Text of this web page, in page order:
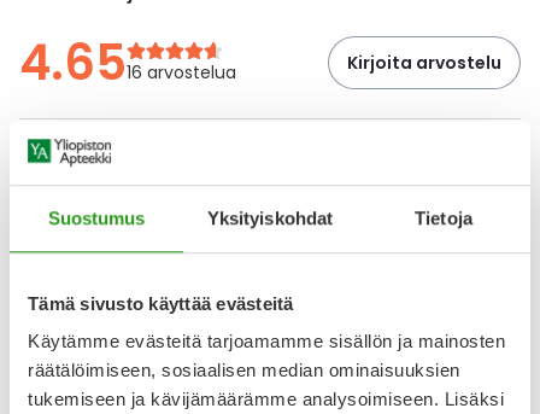
Suostumus Yksityiskohdat Tietoja
Tämä sivusto käyttää evästeitä
Käytämme evästeitä tarjoamamme sisällön ja mainosten
räätälöimiseen, sosiaalisen median ominaisuuksien
tukemiseen ja kävijämäärämme analysoimiseen. Lisäksi
4.6516 arvostelua Kirjoita arvostelu
Erinomainen tuote
Tämä tuote on ollut suosikkini jo pitkään. Minulla on hyvin
herkkä silmänympärysalueen iho ja tämän tuotteen avulla
Käytän tuotetta päivittäin.
Hyvä tuote